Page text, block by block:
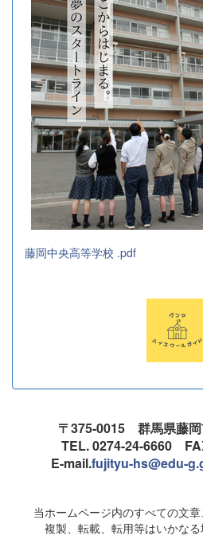
藤岡中央高等学校 .pdf
〒375-0015 群馬県藤
TEL. 0274-24-6660
E-mail.fujityu-hs@edu-
当ホームページ内のすべての文
複製、転載、転用等はいかなる